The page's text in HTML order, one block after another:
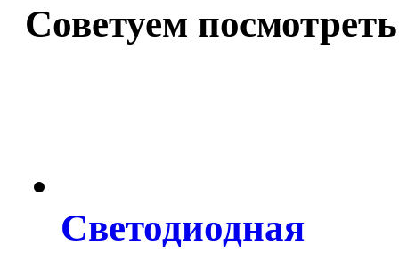
Советуем
Светодиодная